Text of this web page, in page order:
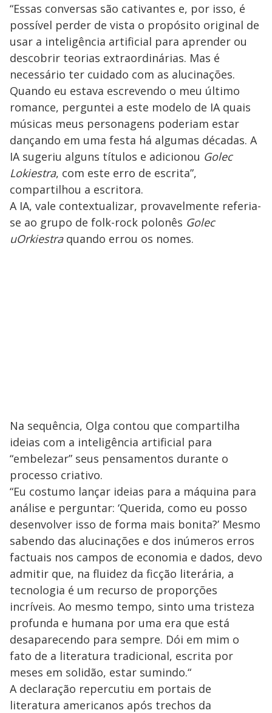
“Essas conversas são cativantes e, por isso, é
possível perder de vista o propósito original de
usar a inteligência artificial para aprender ou
descobrir teorias extraordinárias. Mas é
necessário ter cuidado com as alucinações.
Quando eu estava escrevendo o meu último
romance, perguntei a este modelo de IA quais
músicas meus personagens poderiam estar
dançando em uma festa há algumas décadas. A
IA sugeriu alguns títulos e adicionou Golec
Lokiestra, com este erro de escrita”,
compartilhou a escritora.
A IA, vale contextualizar, provavelmente referia-
se ao grupo de folk-rock polonês Golec
uOrkiestraquando errou os nomes.
Na sequência, Olga contou que compartilha
ideias com a inteligência artificial para
“embelezar” seus pensamentos durante o
processo criativo.
“Eu costumo lançar ideias para a máquina para
análise e perguntar: ‘Querida, como eu posso
desenvolver isso de forma mais bonita?’ Mesmo
sabendo das alucinações e dos inúmeros erros
factuais nos campos de economia e dados, devo
admitir que, na fluidez da ficção literária, a
tecnologia é um recurso de proporções
incríveis. Ao mesmo tempo, sinto uma tristeza
profunda e humana por uma era que está
desaparecendo para sempre. Dói em mim o
fato de a literatura tradicional, escrita por
meses em solidão, estar sumindo.“
A declaração repercutiu em portais de
literatura americanos após trechos da